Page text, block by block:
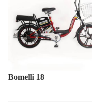
KAZUKI SHARK KING